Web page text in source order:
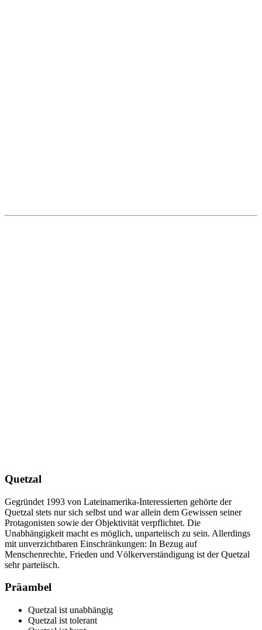
Quetzal
Gegründet 1993 von Lateinamerika-Interessierten gehörte der
Quetzal stets nur sich selbst und war allein dem Gewissen seiner
Protagonisten sowie der Objektivität verpflichtet. Die
Unabhängigkeit macht es möglich, unparteiisch zu sein. Allerdings
mit unverzichtbaren Einschränkungen: In Bezug auf
Menschenrechte, Frieden und Völkerverständigung ist der Quetzal
sehr parteiisch.
Präambel
Quetzal ist unabhängig
Quetzal ist tolerant